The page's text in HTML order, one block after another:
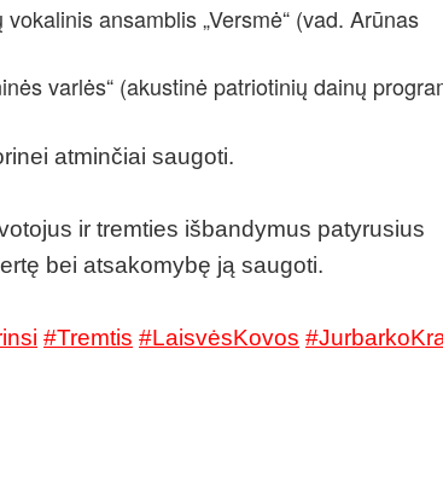
ansamblis „Versmė“ (vad. Arūnas
varlės“ (akustinė patriotinių dainų
atminčiai saugoti.
ir tremties išbandymus patyrusius
bei atsakomybę ją saugoti.
#Tremtis #LaisvėsKovos